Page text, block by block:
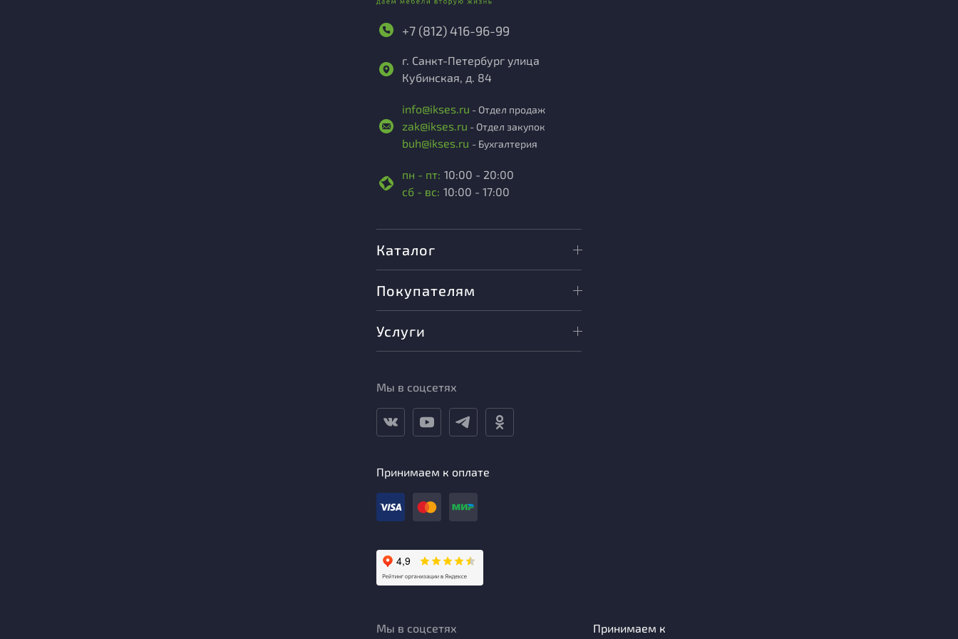
+7 (812) 416-96-99
г. Санкт-Петербург улица
Кубинская, д. 84
info@ikses.ru - Отдел продаж
zak@ikses.ru - Отдел закупок
buh@ikses.ru - Бухгалтерия
пн - пт: 10:00 - 20:00
сб - вс: 10:00 - 17:00
Каталог
Покупателям
Услуги
Мы в соцсетях
Принимаем к оплате
Мы в соцсетях
Принимаем к